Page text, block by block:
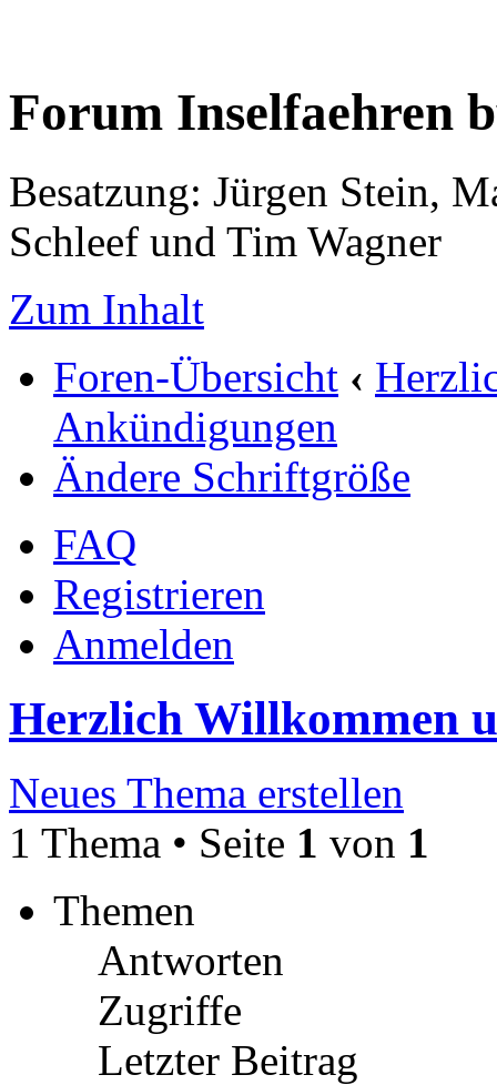
Forum Inselfaehren
Besatzung: Jürgen Stein,
Schleef und Tim Wagner
Zum Inhalt
Foren-Übersicht ‹
Ankündigungen
Ändere Schriftgröße
FAQ
Registrieren
Anmelden
Herzlich Willkommen
Neues Thema erstellen
1 Thema • Seite 1 von 1
Themen
Antworten
Zugriffe
Letzter Beitrag